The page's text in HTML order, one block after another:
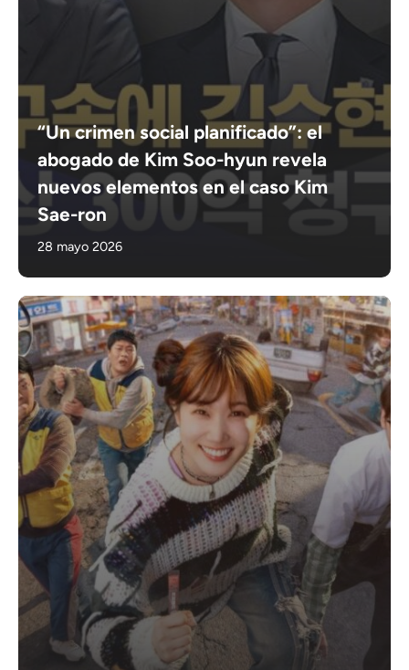
“Un crimen social planificado”: el
abogado de Kim Soo-hyun revela
nuevos elementos en el caso Kim
Sae-ron
28 mayo 2026